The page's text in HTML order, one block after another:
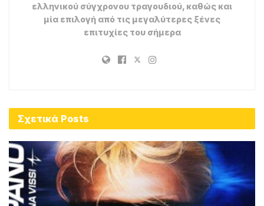
ελληνικού σύγχρονου τραγουδιού, καθώς και
μία επιλογή από τις μεγαλύτερες ξένες
επιτυχίες του σήμερα
Σχετικά Posts